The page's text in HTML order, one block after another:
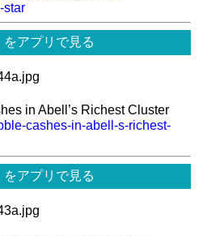
star
をアプリで見る
in Abell’s Richest Cluster
cashes-in-abell-s-richest-
をアプリで見る